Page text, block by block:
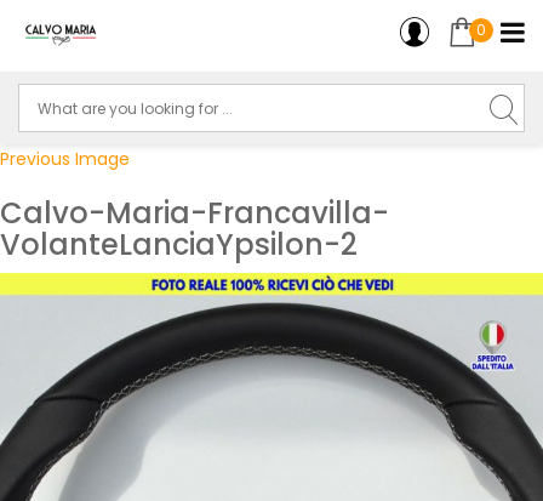
0
Previous Image
Calvo-Maria-Francavilla-
VolanteLanciaYpsilon-2